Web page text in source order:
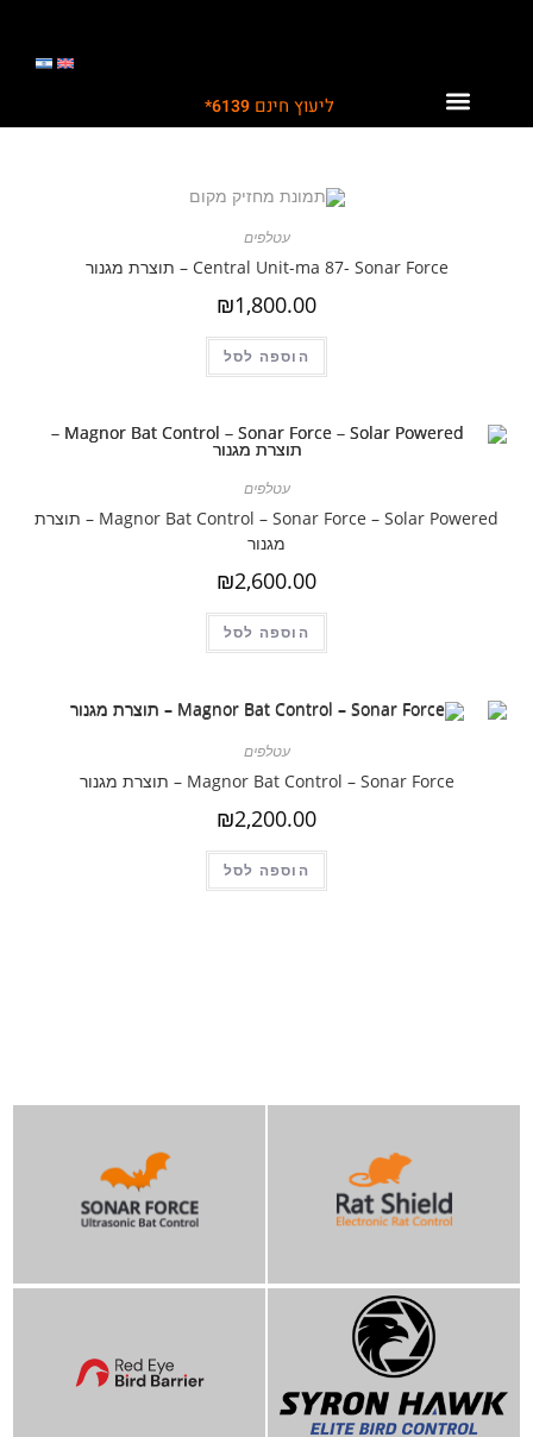
ליעוץ חינם6139*
עטלפים
Central Unit-ma 87- Sonar Force – תוצרת מגנור
₪1,800.00
הוספה לסל
עטלפים
Magnor Bat Control – Sonar Force – Solar Powered – תוצרת
מגנור
₪2,600.00
הוספה לסל
עטלפים
Magnor Bat Control – Sonar Force – תוצרת מגנור
₪2,200.00
הוספה לסל